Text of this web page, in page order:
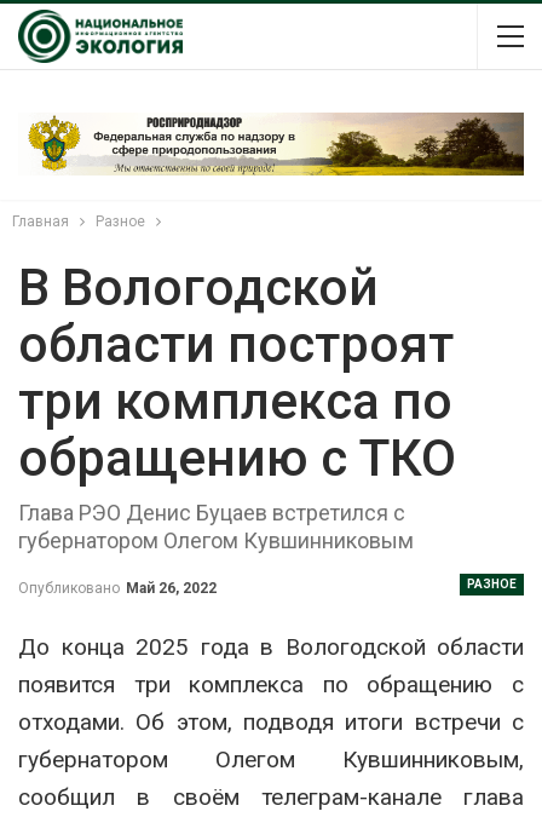
Главная Разное
В Вологодской
области построят
три комплекса по
обращению с ТКО
Глава РЭО Денис Буцаев встретился с
губернатором Олегом Кувшинниковым
РАЗНОЕ
Опубликовано Май 26, 2022
До конца 2025 года в Вологодской области
появится три комплекса по обращению с
отходами. Об этом, подводя итоги встречи с
губернатором Олегом Кувшинниковым,
сообщил в своём телеграм-канале глава